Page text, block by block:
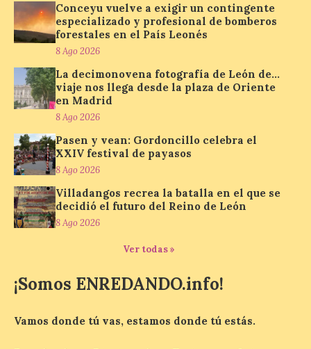
juvenil de la Asociación
Enróllate, la Asociación
Conceyu País Llionés y el Diario de
Turismo, Ocio e Información para
jóvenes “Enredando.info”. Pilar Aller Aller
nos envía la décimo […]
Los minerales y sus usos
más comunes centran la
nueva exposición del
Museo de la Siderurgia y
la Minería de Sabero
8 Ago 2026
La exposición que se
media de la mañana,
durante la ‘Feria de
León’, podrá visitarse hasta finales del
mes de noviembre, con […]
Conceyu vuelve a exigir un contingente
especializado y profesional de bomberos
forestales en el País Leonés
8 Ago 2026
La decimonovena fotografía de León de…
viaje nos llega desde la plaza de Oriente
en Madrid
8 Ago 2026
Pasen y vean: Gordoncillo celebra el
XXIV festival de payasos
8 Ago 2026
Villadangos recrea la batalla en el que se
decidió el futuro del Reino de León
8 Ago 2026
Ver todas »
¡Somos ENREDANDO.info!
Vamos donde tú vas, estamos donde tú estás.